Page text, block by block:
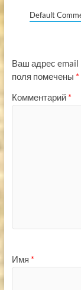
Default
Ваш адрес email
поля помечены *
Комментарий *
Имя *